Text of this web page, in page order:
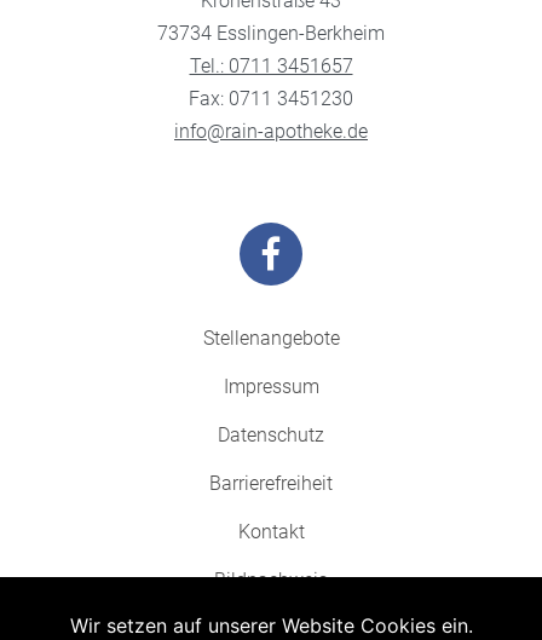
73734 Esslingen-Berkheim
Tel.: 0711 3451657
Fax: 0711 3451230
info@rain-apotheke.de
Stellenangebote
Impressum
Datenschutz
Barrierefreiheit
Kontakt
Bildnachweis
Wir setzen auf unserer Website Cookies ein.